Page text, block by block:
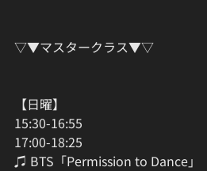
▽▼マスタークラス▼▽
【日曜】
15:30-16:55
17:00-18:25
♫ BTS「Permission to Dance」